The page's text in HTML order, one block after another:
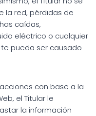
la red, pérdidas de
caídas,
eléctrico o cualquier
pueda ser causado
con base a la
el Titular le
la información